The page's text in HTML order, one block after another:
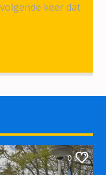
keer dat
0